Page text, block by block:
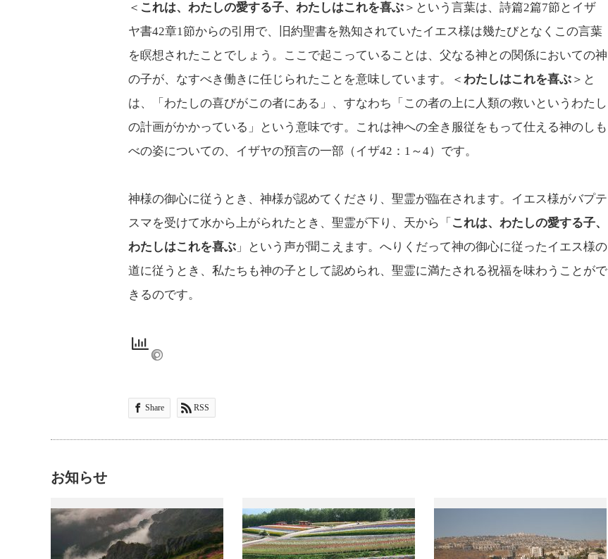
＜ これは、わたしの愛する子、わたしはこれを喜ぶ ＞という言葉は、詩篇2篇7節とイザ
ヤ書42章1節からの引用で、旧約聖書を熟知されていたイエス様は幾たびとなくこの言葉
を瞑想されたことでしょう。ここで起こっていることは、父なる神との関係においての神
の子が、なすべき働きに任じられたことを意味しています。＜ わたしはこれを喜ぶ ＞と
は、「わたしの喜びがこの者にある」、すなわち「この者の上に人類の救いというわたし
の計画がかかっている」という意味です。これは神への全き服従をもって仕える神のしも
べの姿についての、イザヤの預言の一部（イザ42：1～4）です。
神様の御心に従うとき、神様が認めてくださり、聖霊が臨在されます。イエス様がバプテ
スマを受けて水から上がられたとき、聖霊が下り、天から「 これは、わたしの愛する子、
わたしはこれを喜ぶ 」という声が聞こえます。へりくだって神の御心に従ったイエス様の
道に従うとき、私たちも神の子として認められ、聖霊に満たされる祝福を味わうことがで
きるのです。
Share RSS
お知らせ